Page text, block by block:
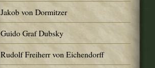
Jakob von Dormitzer
Guido Graf Dubsky
Rudolf Freiherr von Eichendorff